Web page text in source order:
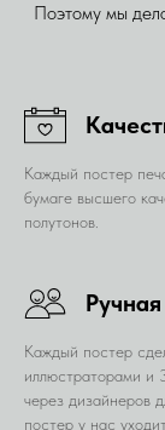
Поэтому мы
Каждый постер
бумаге высшего
полутонов.
Каждый постер
иллюстраторами и
через дизайнеров
постер у нас